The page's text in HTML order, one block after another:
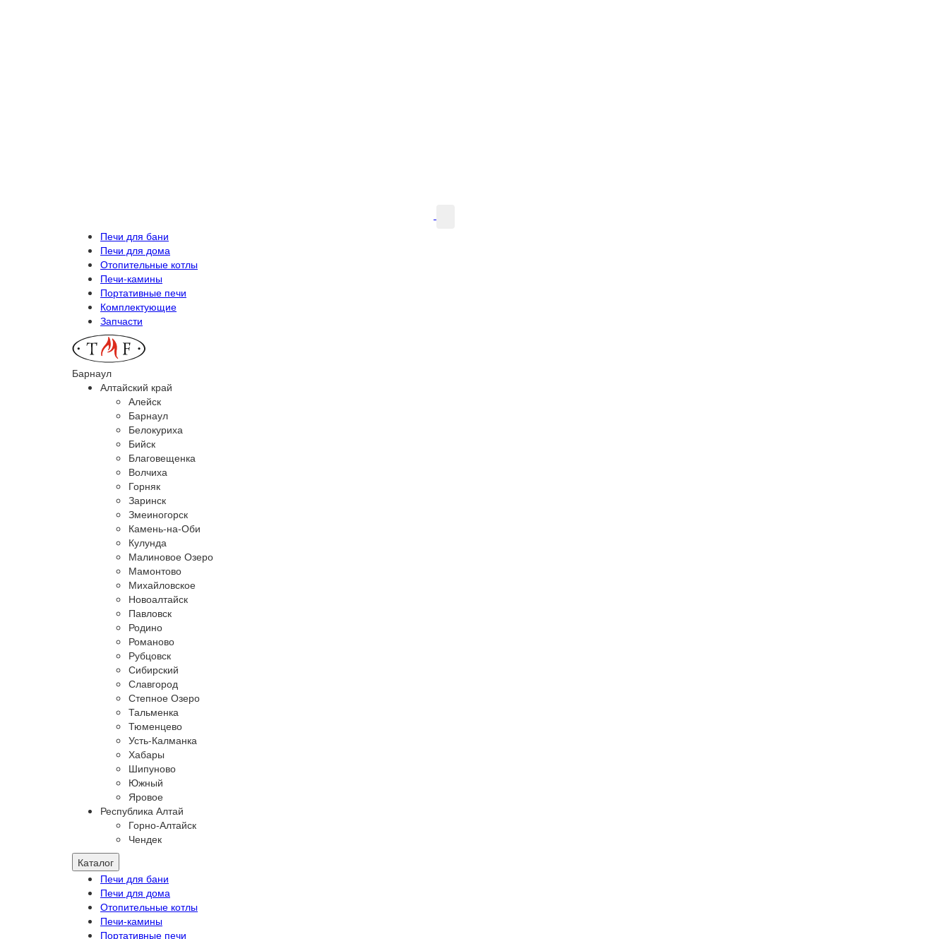
Печи для бани
Печи для дома
Отопительные котлы
Печи-камины
Портативные печи
Комплектующие
Запчасти
Барнаул
Алтайский край
Алейск
Барнаул
Белокуриха
Бийск
Благовещенка
Волчиха
Горняк
Заринск
Змеиногорск
Камень-на-Оби
Кулунда
Малиновое Озеро
Мамонтово
Михайловское
Новоалтайск
Павловск
Родино
Романово
Рубцовск
Сибирский
Славгород
Степное Озеро
Тальменка
Тюменцево
Усть-Калманка
Хабары
Шипуново
Южный
Яровое
Республика Алтай
Горно-Алтайск
Чендек
Каталог
Печи для бани
Печи для дома
Отопительные котлы
Печи-камины
Портативные печи